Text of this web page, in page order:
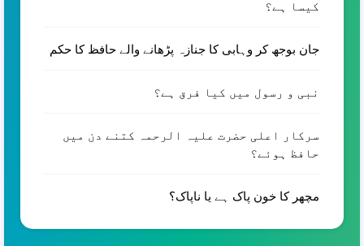
کیسا ہے؟
جان بوجھ کر وہابی کا جنازہ پڑھانے والے حافظ کا حکم
نبی و رسول میں کیا فرق ہے؟
سرکار اعلی حضرت علیہ الرحمہ کتنے دن میں
حافظ ہوئے؟
مچھر کا خون پاک ہے یا ناپاک؟